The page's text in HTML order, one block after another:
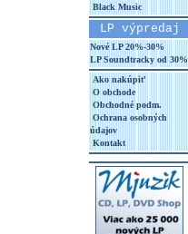
Black Music
LP výpredaj
Nové LP 20%-30%
LP Soundtracky od 30%
Ako nakúpiť
O obchode
Obchodné podm.
Ochrana osobných
údajov
Kontakt